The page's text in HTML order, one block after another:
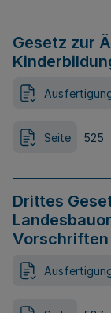
Gesetz zur
Seite 525
Drittes
Vorschriften